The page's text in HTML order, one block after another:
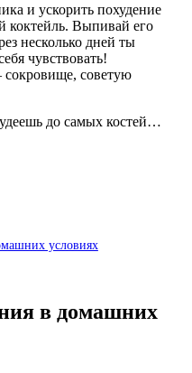
и ускорить похудение
коктейль. Выпивай его
несколько дней ты
чувствовать!
советую
условиях
в домашних